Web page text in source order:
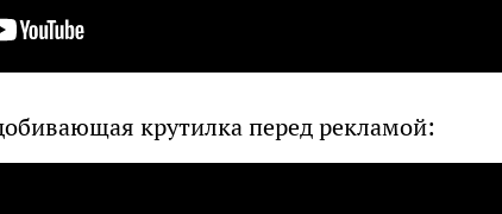
крутилка перед рекламой: